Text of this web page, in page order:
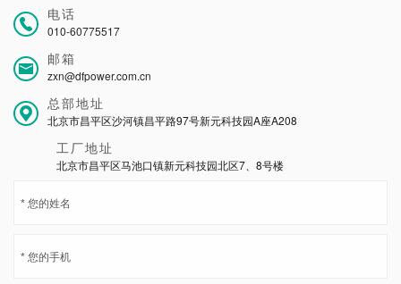
电话
010-60775517
邮箱
zxn@dfpower.com.cn
总部地址
北京市昌平区沙河镇昌平路97号新元科技园A座A208
工厂地址
北京市昌平区马池口镇新元科技园北区7、8号楼